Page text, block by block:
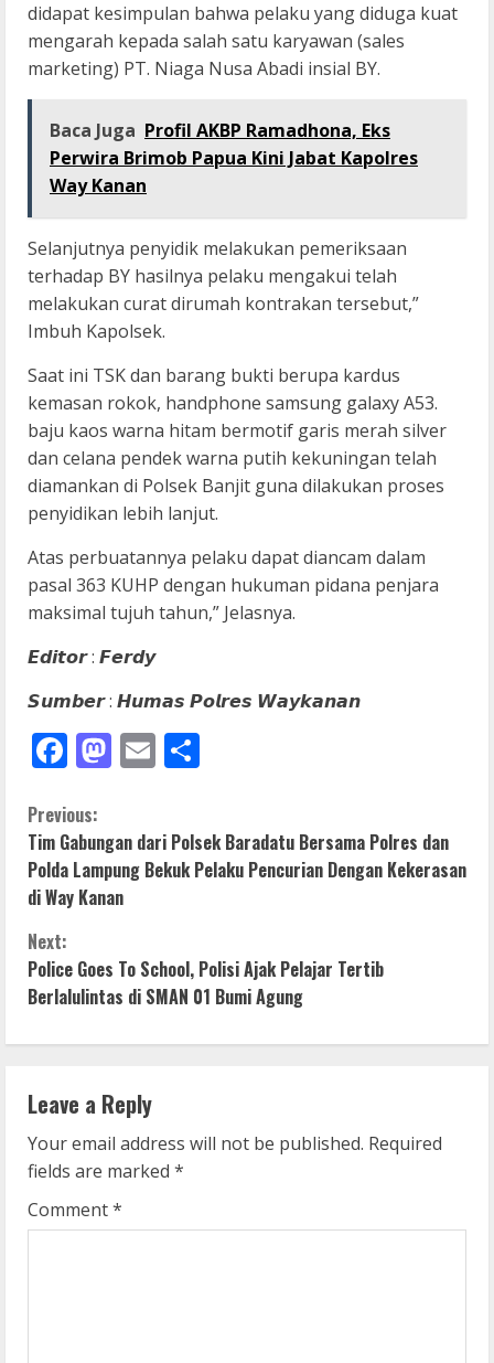
didapat kesimpulan bahwa pelaku yang diduga kuat
mengarah kepada salah satu karyawan (sales
marketing) PT. Niaga Nusa Abadi insial BY.
Baca Juga Profil AKBP Ramadhona, Eks
Perwira Brimob Papua Kini Jabat Kapolres
Way Kanan
Selanjutnya penyidik melakukan pemeriksaan
terhadap BY hasilnya pelaku mengakui telah
melakukan curat dirumah kontrakan tersebut,”
Imbuh Kapolsek.
Saat ini TSK dan barang bukti berupa kardus
kemasan rokok, handphone samsung galaxy A53.
baju kaos warna hitam bermotif garis merah silver
dan celana pendek warna putih kekuningan telah
diamankan di Polsek Banjit guna dilakukan proses
penyidikan lebih lanjut.
Atas perbuatannya pelaku dapat diancam dalam
pasal 363 KUHP dengan hukuman pidana penjara
maksimal tujuh tahun,” Jelasnya.
𝙀𝙙𝙞𝙩𝙤𝙧 : 𝙁𝙚𝙧𝙙𝙮
𝙎𝙪𝙢𝙗𝙚𝙧 : 𝙃𝙪𝙢𝙖𝙨 𝙋𝙤𝙡𝙧𝙚𝙨 𝙒𝙖𝙮𝙠𝙖𝙣𝙖𝙣
Facebook
Mastodon
Email
C
o
n
t
i
n
u
e
R
e
Previous:
Tim Gabungan dari Polsek Baradatu Bersama Polres dan
Polda Lampung Bekuk Pelaku Pencurian Dengan Kekerasan
di Way Kanan
Next:
Police Goes To School, Polisi Ajak Pelajar Tertib
Berlalulintas di SMAN 01 Bumi Agung
Leave a Reply
Your email address will not be published. Required
fields are marked *
Comment*